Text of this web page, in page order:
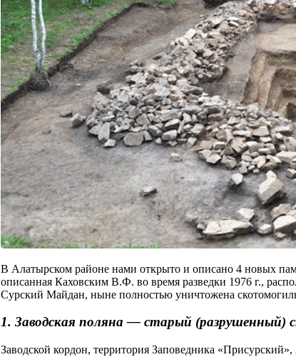
В Алатырском районе нами открыто и описано 4 новых
описанная Каховским В.Ф. во время разведки 1976 г.,
Сурский Майдан, ныне полностью уничтожена
1. Заводская поляна — старый (разрушенный)
Заводской кордон, территория Заповедника